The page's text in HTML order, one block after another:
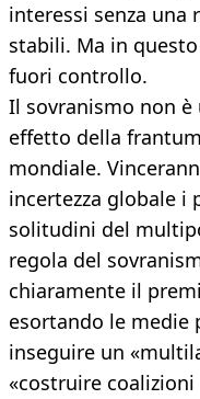
interessi senza una
stabili. Ma in
fuori controllo.
Il sovranismo non
effetto della
mondiale.
incertezza globale i
solitudini del
regola del
chiaramente il
esortando le medie
inseguire un
«costruire